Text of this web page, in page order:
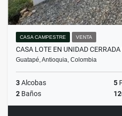
CASA CAMPESTRE VENTA
CASA LOTE EN UNIDAD
Guatapé, Antioquia, Colombia
3Alcobas 5
2 Baños